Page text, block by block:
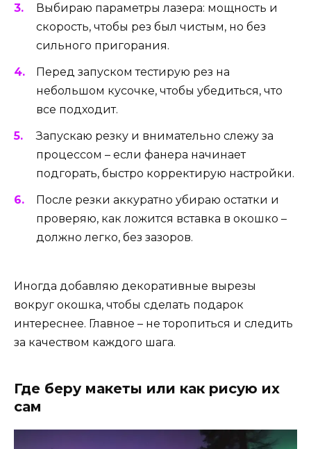
Выбираю параметры лазера: мощность и
скорость, чтобы рез был чистым, но без
сильного пригорания.
Перед запуском тестирую рез на
небольшом кусочке, чтобы убедиться, что
все подходит.
Запускаю резку и внимательно слежу за
процессом – если фанера начинает
подгорать, быстро корректирую настройки.
После резки аккуратно убираю остатки и
проверяю, как ложится вставка в окошко –
должно легко, без зазоров.
Иногда добавляю декоративные вырезы
вокруг окошка, чтобы сделать подарок
интереснее. Главное – не торопиться и следить
за качеством каждого шага.
Где беру макеты или как рисую их
сам